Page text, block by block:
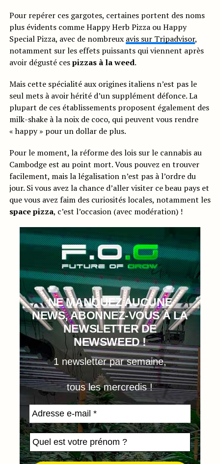
Pour repérer ces gargotes, certaines portent des noms
plus évidents comme Happy Herb Pizza ou Happy
Special Pizza, avec de nombreux avis sur Tripadvisor,
notamment sur les effets puissants qui viennent après
avoir dégusté cespizzas à la weed.
Mais cette spécialité aux origines italiens n’est pas le
seul mets à avoir hérité d’un supplément défonce. La
plupart de ces établissements proposent également des
milk-shake à la noix de coco, qui peuvent vous rendre
« happy » pour un dollar de plus.
Pour le moment, la réforme des lois sur le cannabis au
Cambodge est au point mort. Vous pouvez en trouver
facilement, mais la légalisation n’est pas à l’ordre du
jour. Si vous avez la chance d’aller visiter ce beau pays et
que vous avez faim des curiosités locales, notamment les
space pizza, c’est l’occasion (avec modération) !
NE MANQUEZ AUCUNE
NEWS, ABONNEZ-VOUS À LA
NEWSLETTER DE
NEWSWEED !
1 newsletter par semaine,
tous les mercredis !